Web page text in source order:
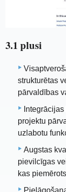
3.1 plusi
strukturētas
pārvaldības
projektu
uzlabotu
Augstas
pievilcīgas
kas